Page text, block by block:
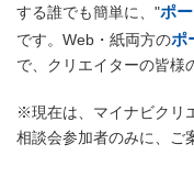
する誰でも簡単に、"ポ
です。Web・紙両方のポ
で、クリエイターの皆様
※現在は、マイナビクリ
相談会参加者のみに、ご